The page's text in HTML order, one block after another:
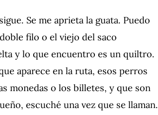
Se me aprieta la guata. Puedo
filo o el viejo del saco
y lo que encuentro es un quiltro.
aparece en la ruta, esos perros
monedas o los billetes, y que son
escuché una vez que se llaman.